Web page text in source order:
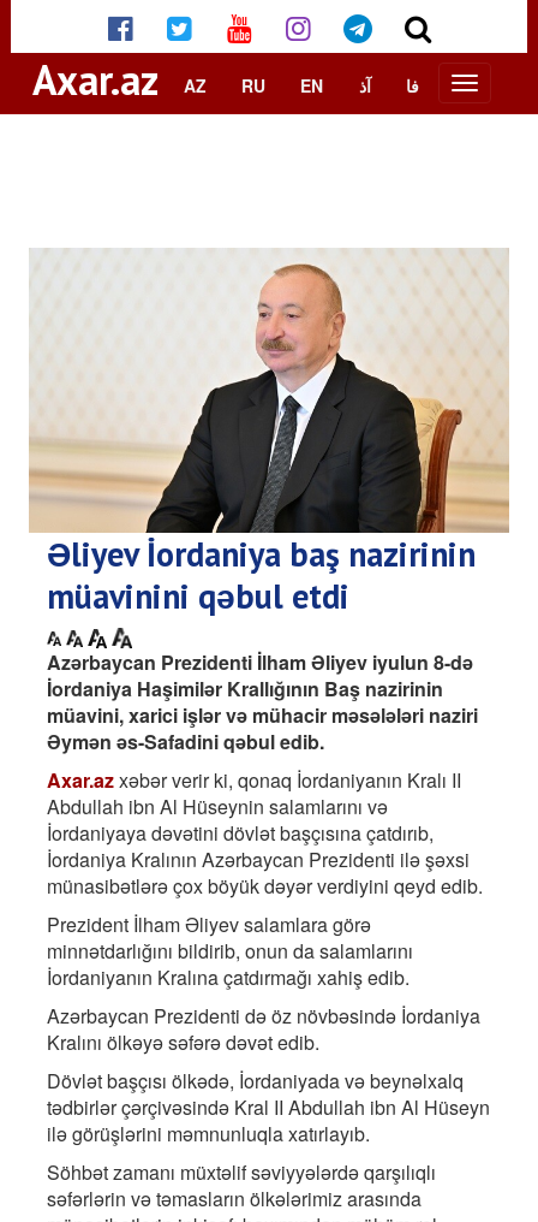
Axar.az AZ RU EN آذ فا
Əliyev İordaniya baş nazirinin
müavinini qəbul etdi
Azərbaycan Prezidenti İlham Əliyev iyulun 8-də
İordaniya Haşimilər Krallığının Baş nazirinin
müavini, xarici işlər və mühacir məsələləri naziri
Əymən əs-Safadini qəbul edib.
Axar.azxəbər verir ki, qonaq İordaniyanın Kralı II
Abdullah ibn Al Hüseynin salamlarını və
İordaniyaya dəvətini dövlət başçısına çatdırıb,
İordaniya Kralının Azərbaycan Prezidenti ilə şəxsi
münasibətlərə çox böyük dəyər verdiyini qeyd edib.
Prezident İlham Əliyev salamlara görə
minnətdarlığını bildirib, onun da salamlarını
İordaniyanın Kralına çatdırmağı xahiş edib.
Azərbaycan Prezidenti də öz növbəsində İordaniya
Kralını ölkəyə səfərə dəvət edib.
Dövlət başçısı ölkədə, İordaniyada və beynəlxalq
tədbirlər çərçivəsində Kral II Abdullah ibn Al Hüseyn
ilə görüşlərini məmnunluqla xatırlayıb.
Söhbət zamanı müxtəlif səviyyələrdə qarşılıqlı
səfərlərin və təmasların ölkələrimiz arasında